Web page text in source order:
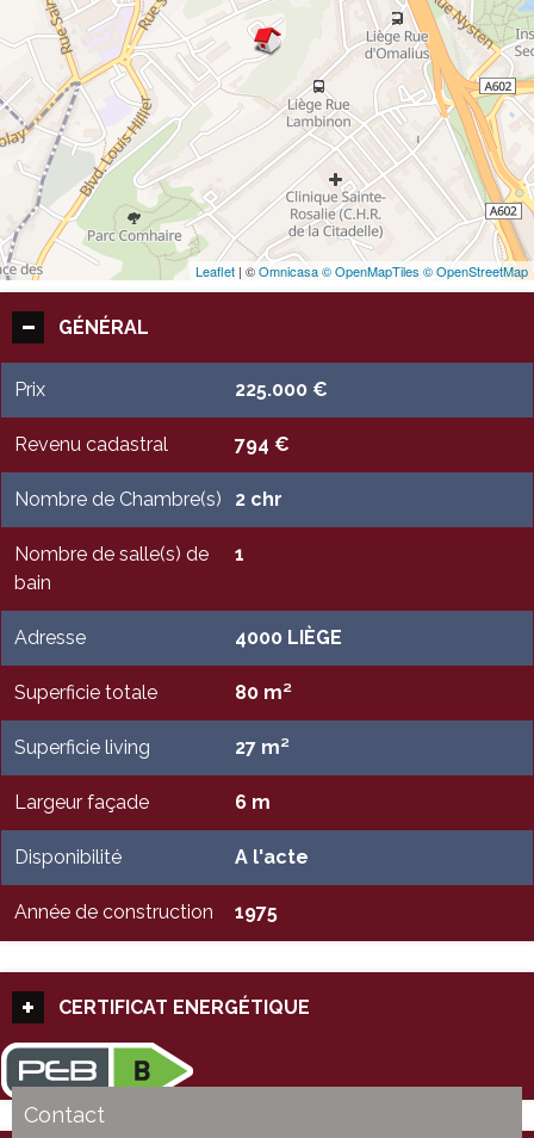
Leaflet | ©Omnicasa ©OpenMapTiles ©OpenStreetMap
Contact
GÉNÉRAL
Prix 225.000 €
Revenu cadastral 794 €
Nombre de Chambre(s) 2 chr
Nombre de salle(s) de
bain
1
Adresse 4000 LIÈGE
Superficie totale 80 m²
Superficie living 27 m²
Largeur façade 6 m
Disponibilité A l'acte
Année de construction 1975
CERTIFICAT ENERGÉTIQUE